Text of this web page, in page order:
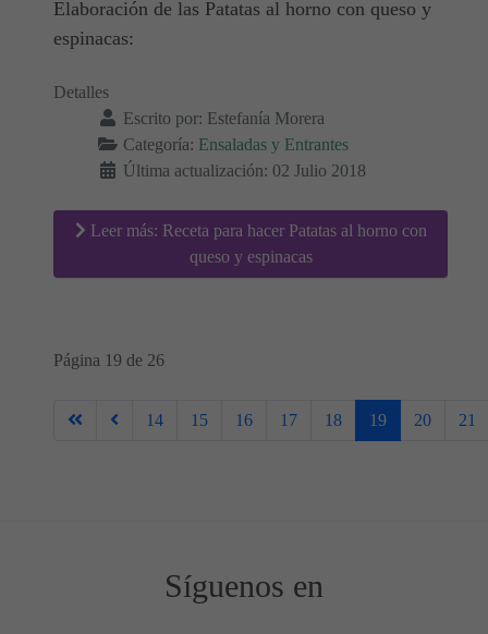
Elaboración de las Patatas al horno con queso y
espinacas:
Detalles
Escrito por: Estefanía Morera
Categoría: Ensaladas y Entrantes
Última actualización: 02 Julio 2018
Leer más: Receta para hacer Patatas al horno con
queso y espinacas
Página 19 de 26
14 15 16 17 18 19 20 21
Síguenos en